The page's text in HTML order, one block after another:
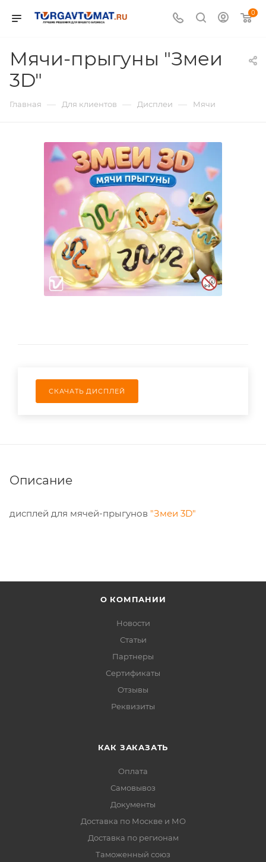
0
Мячи-прыгуны "Змеи
3D"
Главная — Для клиентов — Дисплеи — Мячи
СКАЧАТЬ ДИСПЛЕЙ
Описание
дисплей для мячей-прыгунов "Змеи 3D"
О КОМПАНИИ
Новости
Статьи
Партнеры
Сертификаты
Отзывы
Реквизиты
КАК ЗАКАЗАТЬ
Оплата
Самовывоз
Документы
Доставка по Москве и МО
Доставка по регионам
Таможенный союз